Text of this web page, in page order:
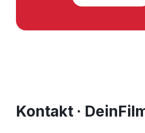
Kontakt ·